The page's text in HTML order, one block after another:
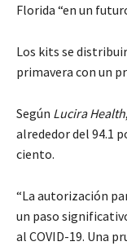
Florida “en un
Los kits se
primavera con un
Según Lucira Health
alrededor del 94.1
ciento.
“La autorización
un paso
al COVID-19. Una